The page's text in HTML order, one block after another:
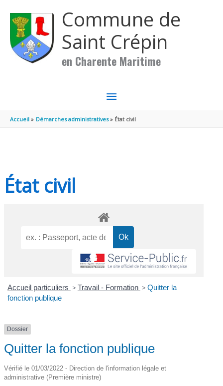
Commune de
Saint Crépin
en Charente Maritime
MENU
PRINCIPAL
Accueil Démarches administratives État civil
État civil
Accueil particuliers > Travail - Formation > Quitter la
fonction publique
Dossier
Quitter la fonction publique
Vérifié le 01/03/2022 - Direction de l'information légale et
administrative (Première ministre)